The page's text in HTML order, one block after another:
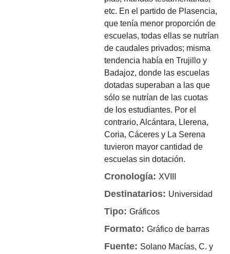
etc. En el partido de Plasencia,
que tenía menor proporción de
escuelas, todas ellas se nutrían
de caudales privados; misma
tendencia había en Trujillo y
Badajoz, donde las escuelas
dotadas superaban a las que
sólo se nutrían de las cuotas
de los estudiantes. Por el
contrario, Alcántara, Llerena,
Coria, Cáceres y La Serena
tuvieron mayor cantidad de
escuelas sin dotación.
Cronología:XVIII
Destinatarios: Universidad
Tipo:Gráficos
Formato:Gráfico de barras
Fuente: Solano Macías, C. y